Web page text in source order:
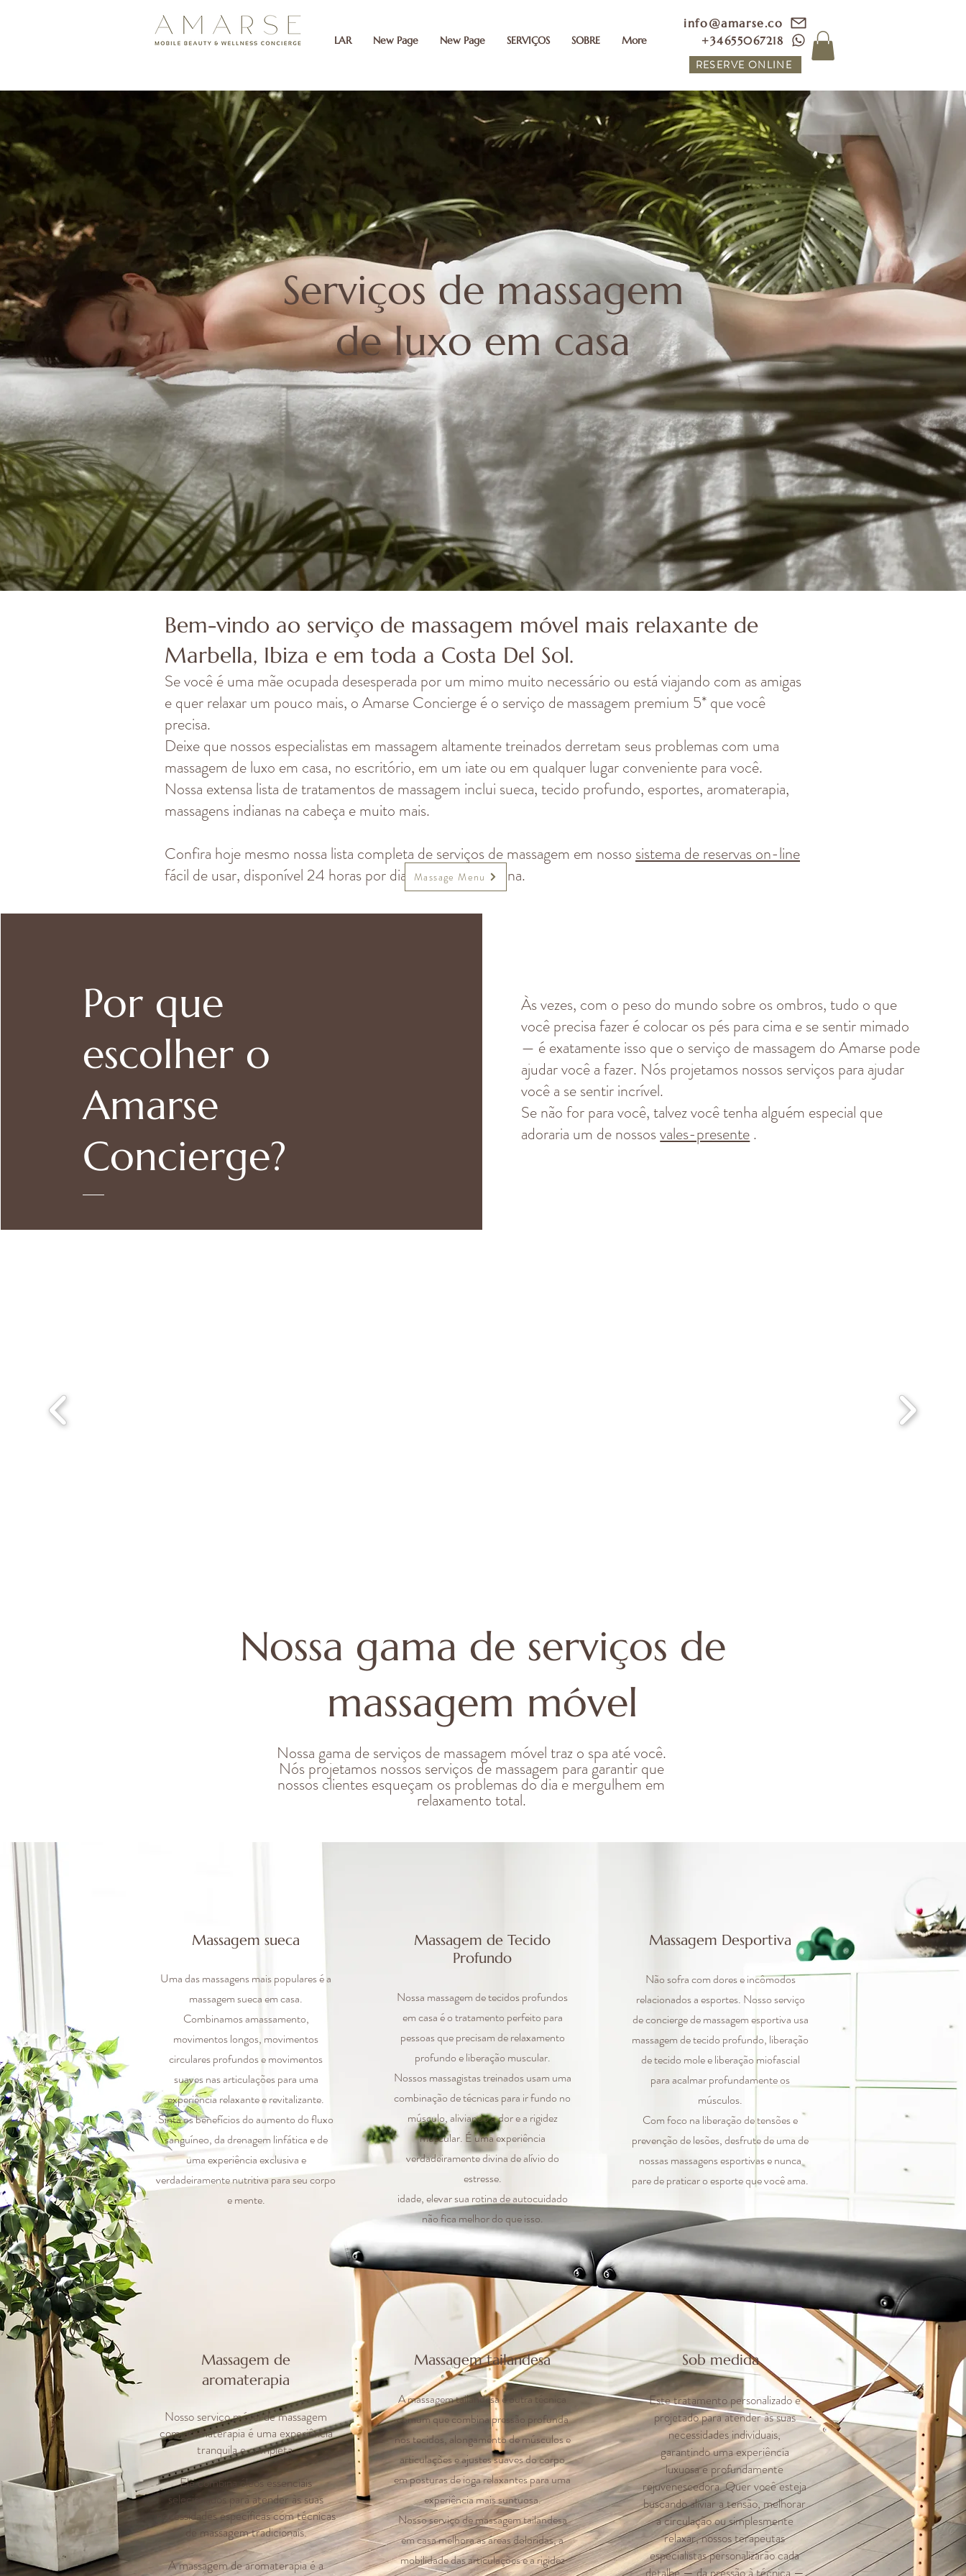
LAR New Page New Page SERVIÇOS SOBRE More
info@amarse.co
+34655067218
RESERVE ONLINE
Serviços de massagem
de luxo em casa
Bem-vindo ao serviço de massagem móvel mais relaxante de
Marbella, Ibiza e em toda a Costa Del Sol.
Se você é uma mãe ocupada desesperada por um mimo muito necessário ou está viajando com as amigas
e quer relaxar um pouco mais, o Amarse Concierge é o serviço de massagem premium 5* que você
precisa.
Deixe que nossos especialistas em massagem altamente treinados derretam seus problemas com uma
massagem de luxo em casa, no escritório, em um iate ou em qualquer lugar conveniente para você.
Nossa extensa lista de tratamentos de massagem inclui sueca, tecido profundo, esportes, aromaterapia,
massagens indianas na cabeça e muito mais.
Confira hoje mesmo nossa lista completa de serviços de massagem em nosso sistema de reservas on-line
fácil de usar, disponível 24 horas por dia, 7 dias por semana.
Massage Menu
Por que
escolher o
Amarse
Concierge?
Às vezes, com o peso do mundo sobre os ombros, tudo o que
você precisa fazer é colocar os pés para cima e se sentir mimado
— é exatamente isso que o serviço de massagem do Amarse pode
ajudar você a fazer. Nós projetamos nossos serviços para ajudar
você a se sentir incrível.
Se não for para você, talvez você tenha alguém especial que
adoraria um de nossosvales-presente.
Nossa gama de serviços de
massagem móvel
Nossa gama de serviços de massagem móvel traz o spa até você.
Nós projetamos nossos serviços de massagem para garantir que
nossos clientes esqueçam os problemas do dia e mergulhem em
relaxamento total.
Massagem sueca
Uma das massagens mais populares é a
massagem sueca em casa.
Combinamos amassamento,
movimentos longos, movimentos
circulares profundos e movimentos
suaves nas articulações para uma
experiência relaxante e revitalizante.
Sinta os benefícios do aumento do fluxo
sanguíneo, da drenagem linfática e de
uma experiência exclusiva e
verdadeiramente nutritiva para seu corpo
e mente.
Massagem de Tecido
Profundo
Nossa massagem de tecidos profundos
em casa é o tratamento perfeito para
pessoas que precisam de relaxamento
profundo e liberação muscular.
Nossos massagistas treinados usam uma
combinação de técnicas para ir fundo no
músculo, aliviando a dor e a rigidez
muscular. É uma experiência
verdadeiramente divina de alívio do
estresse.
idade, elevar sua rotina de autocuidado
não fica melhor do que isso.
Massagem Desportiva
Não sofra com dores e incômodos
relacionados a esportes. Nosso serviço
de concierge de massagem esportiva usa
massagem de tecido profundo, liberação
de tecido mole e liberação miofascial
para acalmar profundamente os
músculos.
Com foco na liberação de tensões e
prevenção de lesões, desfrute de uma de
nossas massagens esportivas e nunca
pare de praticar o esporte que você ama.
Massagem de
aromaterapia
Nosso serviço móvel de massagem
com aromaterapia é uma experiência
tranquila e completa.
Ele combina óleos essenciais
selecionados para atender às suas
necessidades específicas com técnicas
de massagem tradicionais.
A massagem de aromaterapia é a
Massagem tailandesa
A massagem tailandesa é outra técnica
comum que combina pressão profunda
nos tecidos, alongamento de músculos e
articulações e ajustes suaves do corpo
em posturas de ioga relaxantes para uma
experiência mais suntuosa.
Nosso serviço de massagem tailandesa
em casa melhora as áreas doloridas, a
mobilidade das articulações e a rigidez
Sob medida
Este tratamento personalizado é
projetado para atender às suas
necessidades individuais,
garantindo uma experiência
luxuosa e profundamente
rejuvenescedora. Quer você esteja
buscando aliviar a tensão, melhorar
a circulação ou simplesmente
relaxar, nossos terapeutas
especialistas personalizarão cada
detalhe — da pressão à técnica —